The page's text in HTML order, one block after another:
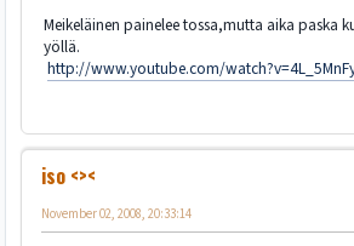
Meikeläinen painelee tossa,mutta aika paska
yöllä.
http://www.youtube.com/
iso <><
November 02, 2008, 20:33:14